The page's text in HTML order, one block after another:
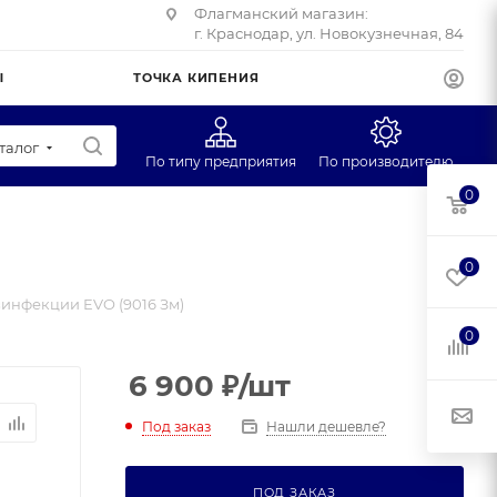
Флагманский магазин:
г. Краснодар, ул. Новокузнечная, 84
ТОЧКА КИПЕНИЯ
По типу предприятия
Фуд-трак
По производителю
Mertech
EVO (9016 Зм)
6 900 ₽/шт
Под заказ Нашли дешевле?
ПОД ЗАКАЗ
0
0
0